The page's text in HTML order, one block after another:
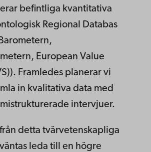
befintliga kvantitativa
Regional Databas
European Value
Framledes planerar vi
in kvalitativa data med
intervjuer.
detta tvärvetenskapliga
leda till en högre